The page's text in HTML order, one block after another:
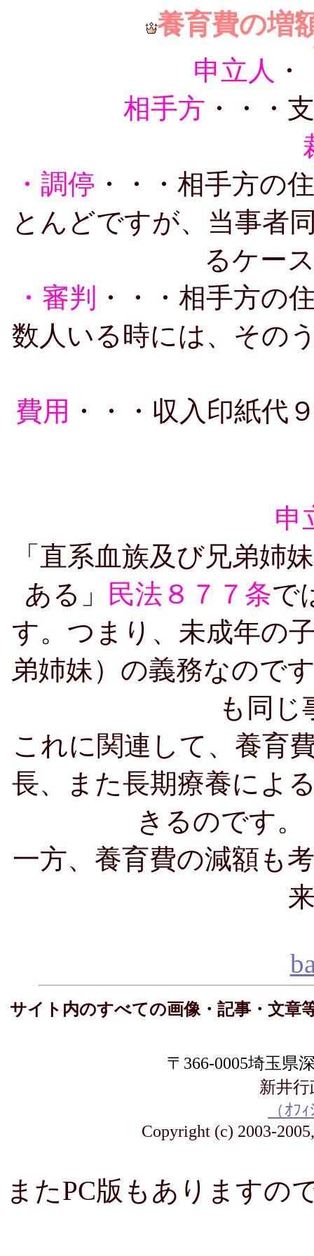
養育費の増
申立人
相手方 ・・・
・調停 ・・・相手方の
とんどですが、当事者
るケー
・審判
・・・相手方の
数人いる時には、その
費用 ・・・収入印紙代
申
「直系血族及び兄弟姉
ある」
民法８７７条で
す。つまり、未成年の
弟姉妹）の義務なので
も同じ
これに関連して、養育
長、また長期療養によ
きるのです。
一方、養育費の減額も
サイト内のすべての画像・記事・文章
〒366-0005埼玉県
新井
（ｵﾌ
Copyright (c) 2003-
またPC版もありますの